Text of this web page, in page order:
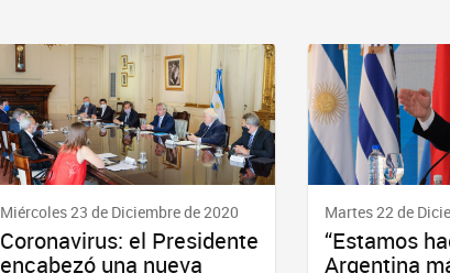
Miércoles 23 de Diciembre de 2020
Coronavirus: el Presidente
encabezó una nueva
Martes 22 de
“Estamos
Argentina